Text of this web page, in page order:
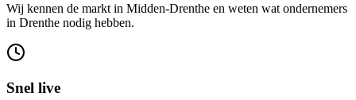
Wij kennen de markt in Midden-Drenthe en weten wat ondernemers
in Drenthe nodig hebben.
Snel live